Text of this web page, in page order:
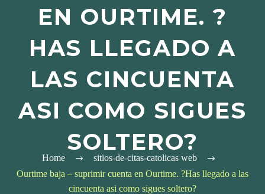
EN OURTIME. ?
HAS LLEGADO A
LAS CINCUENTA
ASI­ COMO SIGUES
SOLTERO?
Home
sitios-de-citas-catolicas web
Ourtime baja – suprimir cuenta en Ourtime. ?Has llegado a las
cincuenta asi­ como sigues soltero?